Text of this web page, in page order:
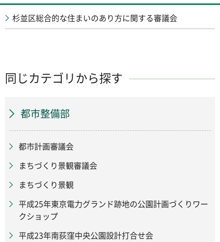
杉並区総合的な住まいのあり方に関する審議会
同じカテゴリから探す
都市整備部
都市計画審議会
まちづくり景観審議会
まちづくり景観
平成25年東京電力グランド跡地の公園計画づくりワー
クショップ
平成23年南荻窪中央公園設計打合せ会